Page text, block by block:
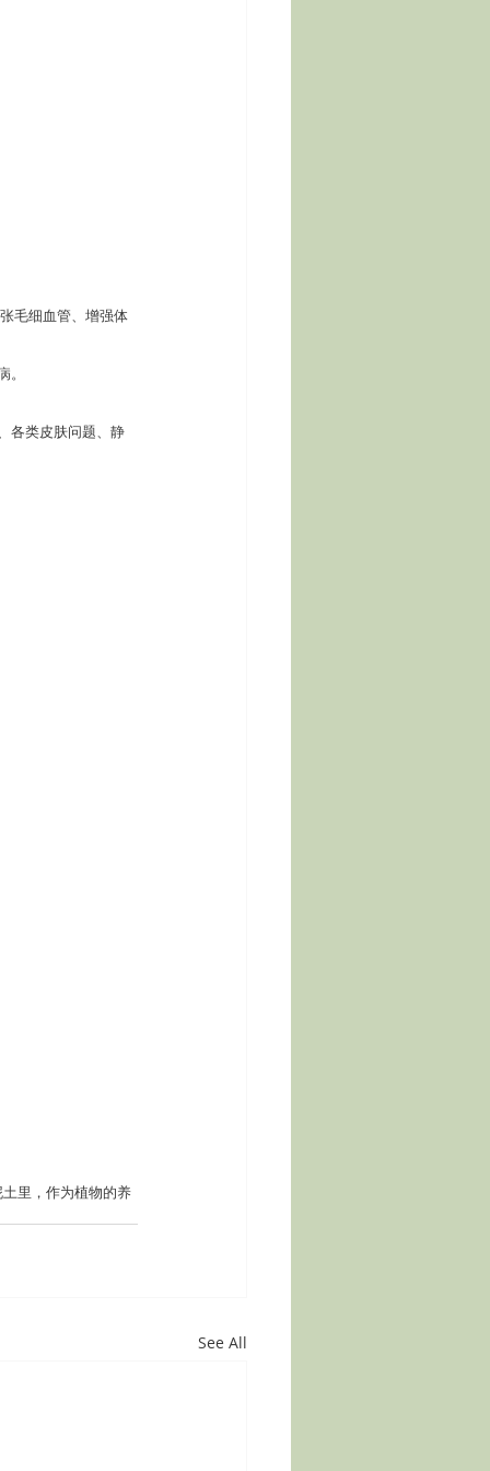
毛细血管、增强体
各类皮肤问题、静
里，作为植物的养
See All